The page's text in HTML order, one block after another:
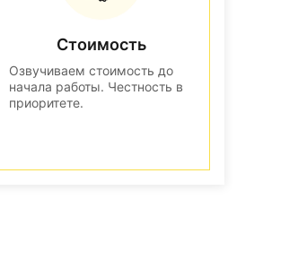
Стоимость
Озвучиваем стоимость до
начала работы. Честность в
приоритете.